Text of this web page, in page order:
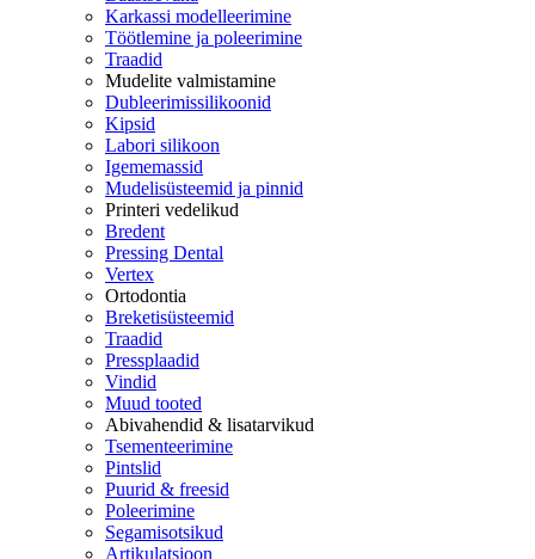
Karkassi modelleerimine
Töötlemine ja poleerimine
Traadid
Mudelite valmistamine
Dubleerimissilikoonid
Kipsid
Labori silikoon
Igememassid
Mudelisüsteemid ja pinnid
Printeri vedelikud
Bredent
Pressing Dental
Vertex
Ortodontia
Breketisüsteemid
Traadid
Pressplaadid
Vindid
Muud tooted
Abivahendid & lisatarvikud
Tsementeerimine
Pintslid
Puurid & freesid
Poleerimine
Segamisotsikud
Artikulatsioon